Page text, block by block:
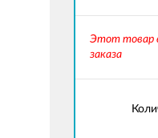
Этот товар
заказа